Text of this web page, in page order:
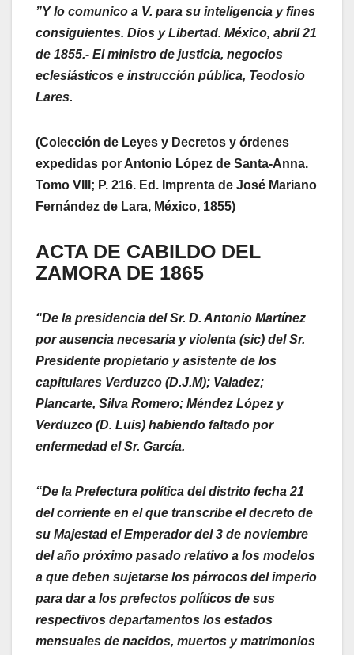
”Y lo comunico a V. para su inteligencia y fines
consiguientes. Dios y Libertad. México, abril 21
de 1855.- El ministro de justicia, negocios
eclesiásticos e instrucción pública, Teodosio
Lares.
(Colección de Leyes y Decretos y órdenes
expedidas por Antonio López de Santa-Anna.
Tomo VIII; P. 216. Ed. Imprenta de José Mariano
Fernández de Lara, México, 1855)
ACTA DE CABILDO DEL
ZAMORA DE 1865
“De la presidencia del Sr. D. Antonio Martínez
por ausencia necesaria y violenta (sic) del Sr.
Presidente propietario y asistente de los
capitulares Verduzco (D.J.M); Valadez;
Plancarte, Silva Romero; Méndez López y
Verduzco (D. Luis) habiendo faltado por
enfermedad el Sr. García.
“De la Prefectura política del distrito fecha 21
del corriente en el que transcribe el decreto de
su Majestad el Emperador del 3 de noviembre
del año próximo pasado relativo a los modelos
a que deben sujetarse los párrocos del imperio
para dar a los prefectos políticos de sus
respectivos departamentos los estados
mensuales de nacidos, muertos y matrimonios